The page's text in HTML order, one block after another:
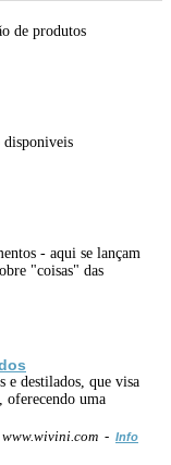
de produtos
disponiveis
- aqui se lançam
"coisas" das
e destilados, que visa
oferecendo uma
- Info